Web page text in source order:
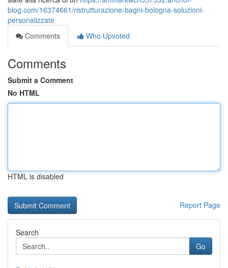
blog.com/16374661/ristrutturazione-bagni-bologna-soluzioni-
personalizzate
Comments
Who Upvoted
Comments
Submit a Comment
No HTML
HTML is disabled
Report Page
Search
Go